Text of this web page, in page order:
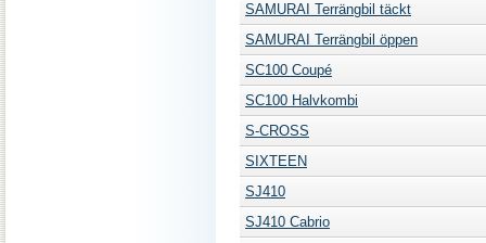
SAMURAI Terrängbil täckt
SAMURAI Terrängbil öppen
SC100 Coupé
SC100 Halvkombi
S-CROSS
SIXTEEN
SJ410
SJ410 Cabrio